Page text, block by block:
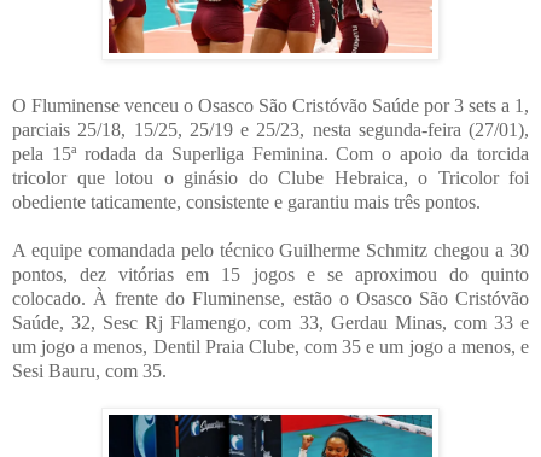
O Fluminense venceu o Osasco São Cristóvão Saúde por 3 sets a 1,
parciais 25/18, 15/25, 25/19 e 25/23, nesta segunda-feira (27/01),
pela 15ª rodada da Superliga Feminina. Com o apoio da torcida
tricolor que lotou o ginásio do Clube Hebraica, o Tricolor foi
obediente taticamente, consistente e garantiu mais três pontos.
A equipe comandada pelo técnico Guilherme Schmitz chegou a 30
pontos, dez vitórias em 15 jogos e se aproximou do quinto
colocado. À frente do Fluminense, estão o Osasco São Cristóvão
Saúde, 32, Sesc Rj Flamengo, com 33, Gerdau Minas, com 33 e
um jogo a menos, Dentil Praia Clube, com 35 e um jogo a menos, e
Sesi Bauru, com 35.